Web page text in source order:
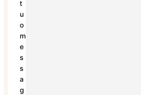
t
u
o
m
e
s
s
a
g